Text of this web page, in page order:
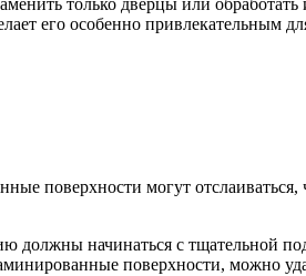
его особенно привлекательным
поверхности могут отслаиваться,
должны начинаться с тщательной
поверхности, можно